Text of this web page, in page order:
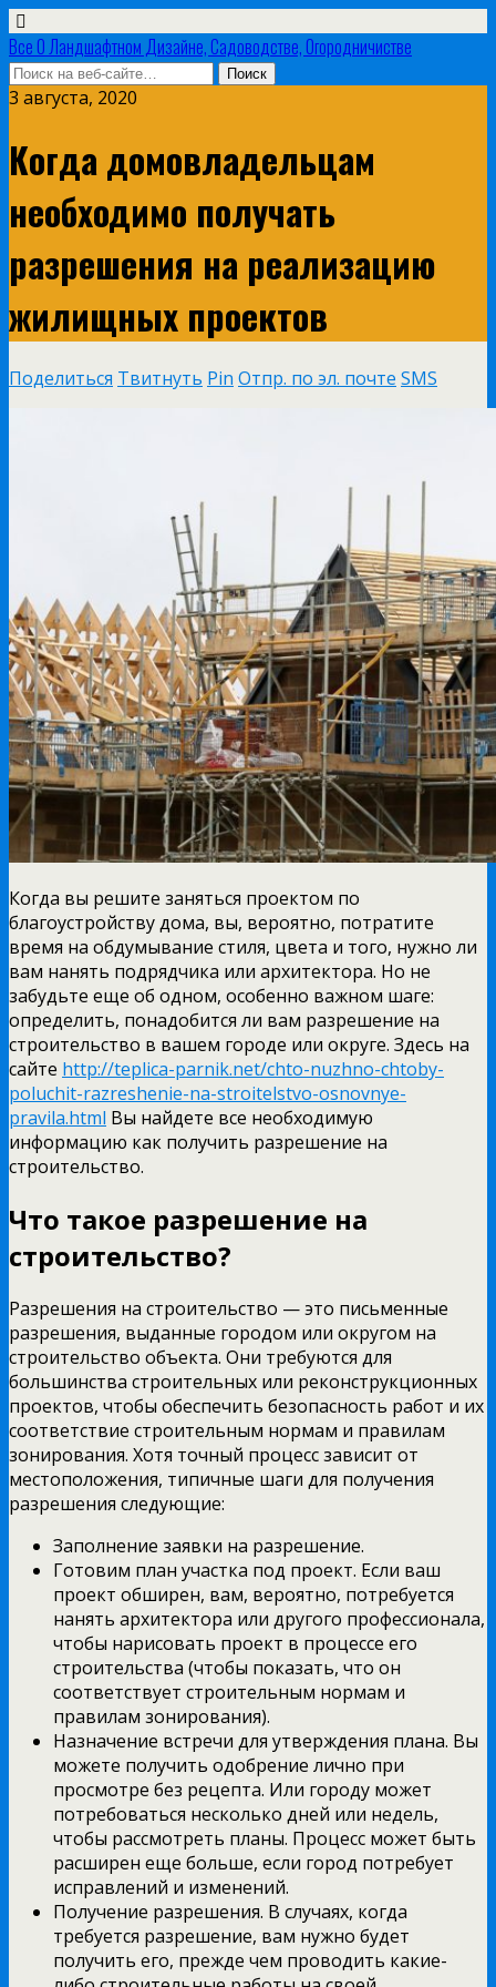
Все О Ландшафтном Дизайне, Садоводстве, Огородничистве
3 августа, 2020
Когда домовладельцам
необходимо получать
разрешения на реализацию
жилищных проектов
Поделиться Твитнуть Pin Отпр. по эл. почте SMS
Когда вы решите заняться проектом по
благоустройству дома, вы, вероятно, потратите
время на обдумывание стиля, цвета и того, нужно ли
вам нанять подрядчика или архитектора. Но не
забудьте еще об одном, особенно важном шаге:
определить, понадобится ли вам разрешение на
строительство в вашем городе или округе. Здесь на
сайте http://teplica-parnik.net/chto-nuzhno-chtoby-
poluchit-razreshenie-na-stroitelstvo-osnovnye-
pravila.html Вы найдете все необходимую
информацию как получить разрешение на
строительство.
Что такое разрешение на
строительство?
Разрешения на строительство — это письменные
разрешения, выданные городом или округом на
строительство объекта. Они требуются для
большинства строительных или реконструкционных
проектов, чтобы обеспечить безопасность работ и их
соответствие строительным нормам и правилам
зонирования. Хотя точный процесс зависит от
местоположения, типичные шаги для получения
разрешения следующие:
Заполнение заявки на разрешение.
Готовим план участка под проект. Если ваш
проект обширен, вам, вероятно, потребуется
нанять архитектора или другого профессионала,
чтобы нарисовать проект в процессе его
строительства (чтобы показать, что он
соответствует строительным нормам и
правилам зонирования).
Назначение встречи для утверждения плана. Вы
можете получить одобрение лично при
просмотре без рецепта. Или городу может
потребоваться несколько дней или недель,
чтобы рассмотреть планы. Процесс может быть
расширен еще больше, если город потребует
исправлений и изменений.
Получение разрешения. В случаях, когда
требуется разрешение, вам нужно будет
получить его, прежде чем проводить какие-